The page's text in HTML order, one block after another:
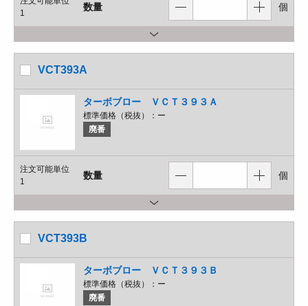
1
数量 個
VCT393A
ターボブロー ＶＣＴ３９３Ａ
標準価格（税抜）： ー
廃番
注文可能単位
1
数量 個
VCT393B
ターボブロー ＶＣＴ３９３Ｂ
標準価格（税抜）： ー
廃番